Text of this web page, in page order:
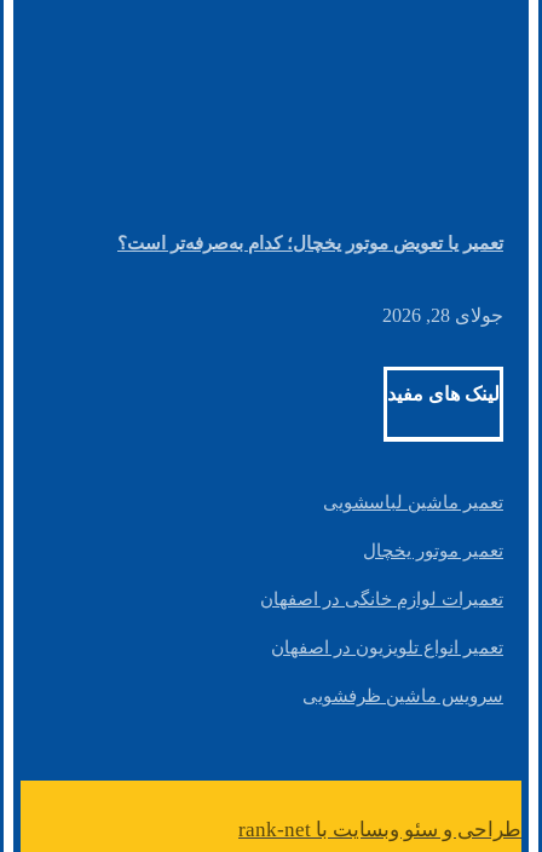
تعمیر یا تعویض موتور یخچال؛ کدام به‌صرفه‌تر است؟
جولای 28, 2026
لینک های مفید
تعمیر ماشین لباسشویی
تعمیر موتور یخچال
تعمیرات لوازم خانگی در اصفهان
تعمیر انواع تلویزیون در اصفهان
سرویس ماشین ظرفشویی
طراحی و سئو وبسایت با rank-net